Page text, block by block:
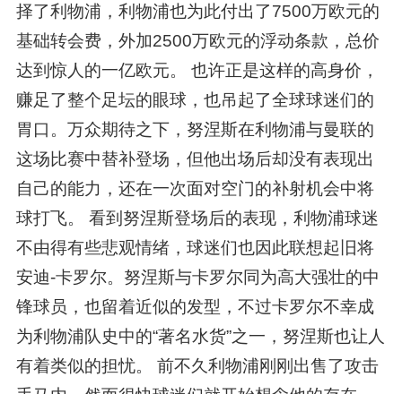
择了利物浦，利物浦也为此付出了7500万欧元的
基础转会费，外加2500万欧元的浮动条款，总价
达到惊人的一亿欧元。 也许正是这样的高身价，
赚足了整个足坛的眼球，也吊起了全球球迷们的
胃口。万众期待之下，努涅斯在利物浦与曼联的
这场比赛中替补登场，但他出场后却没有表现出
自己的能力，还在一次面对空门的补射机会中将
球打飞。 看到努涅斯登场后的表现，利物浦球迷
不由得有些悲观情绪，球迷们也因此联想起旧将
安迪-卡罗尔。努涅斯与卡罗尔同为高大强壮的中
锋球员，也留着近似的发型，不过卡罗尔不幸成
为利物浦队史中的“著名水货”之一，努涅斯也让人
有着类似的担忧。 前不久利物浦刚刚出售了攻击